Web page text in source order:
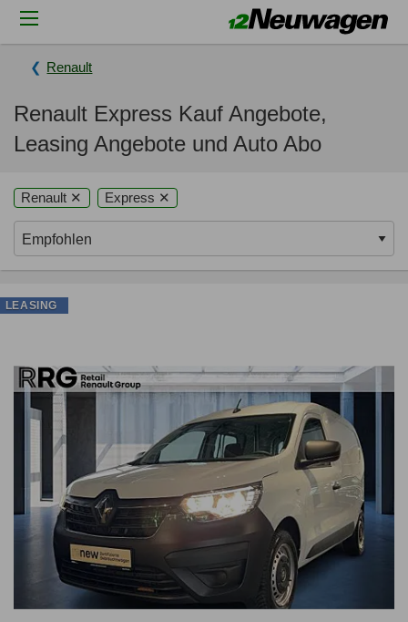
Renault
Renault Express Kauf Angebote,
Leasing Angebote und Auto Abo
Renault ✕ Express ✕
LEASING